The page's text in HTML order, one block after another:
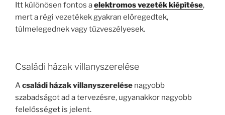
Itt különösen fontos aelektromos vezeték kiépítése,
mert a régi vezetékek gyakran elöregedtek,
túlmelegednek vagy tűzveszélyesek.
Családi házak villanyszerelése
Acsaládi házak villanyszerelése nagyobb
szabadságot ad a tervezésre, ugyanakkor nagyobb
felelősséget is jelent.